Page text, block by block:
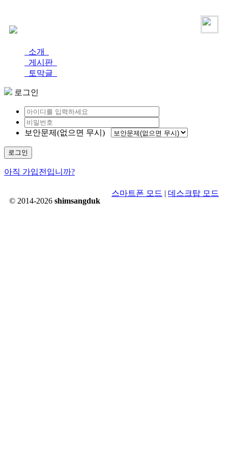
소개
게시판
토막글
로그인
보안문제(없으면 무시)
로그인
아직 가입전입니까?
© 2014-2026 shimsangduk
스마트폰 모드 | 데스크탑 모드